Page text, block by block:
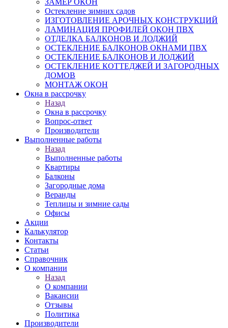
ЗАМЕР ОКОН
Остекление зимних садов
ИЗГОТОВЛЕНИЕ АРОЧНЫХ КОНСТРУКЦИЙ
ЛАМИНАЦИЯ ПРОФИЛЕЙ ОКОН ПВХ
ОТДЕЛКА БАЛКОНОВ И ЛОДЖИЙ
ОСТЕКЛЕНИЕ БАЛКОНОВ ОКНАМИ ПВХ
ОСТЕКЛЕНИЕ БАЛКОНОВ И ЛОДЖИЙ
ОСТЕКЛЕНИЕ КОТТЕДЖЕЙ И ЗАГОРОДНЫХ
ДОМОВ
МОНТАЖ ОКОН
Окна в рассрочку
Назад
Окна в рассрочку
Вопрос-ответ
Производители
Выполненные работы
Назад
Выполненные работы
Квартиры
Балконы
Загородные дома
Веранды
Теплицы и зимние сады
Офисы
Акции
Калькулятор
Контакты
Статьи
Справочник
О компании
Назад
О компании
Вакансии
Отзывы
Политика
Производители